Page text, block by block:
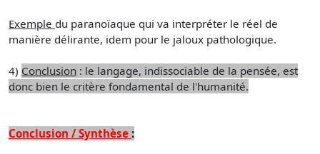
Exemple du paranoïaque qui va interpréter le réel de
manière délirante, idem pour le jaloux pathologique.
4) Conclusion : le langage, indissociable de la pensée, est
donc bien le critère fondamental de l'humanité.
Conclusion / Synthèse :